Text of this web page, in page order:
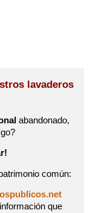
lavaderos
abandonado,
común:
que